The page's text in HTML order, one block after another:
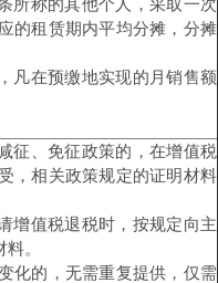
所称的其他个人，采取一次
的租赁期内平均分摊，分摊
凡在预缴地实现的月销售额
征、免征政策的，在增值税
，相关政策规定的证明材料
增值税退税时，按规定向主
。
化的，无需重复提供，仅需